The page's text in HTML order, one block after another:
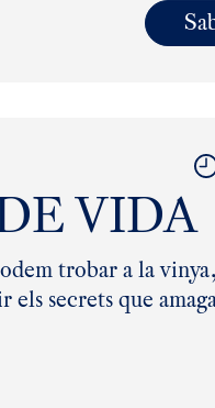
VIDA
trobar a la
secrets que